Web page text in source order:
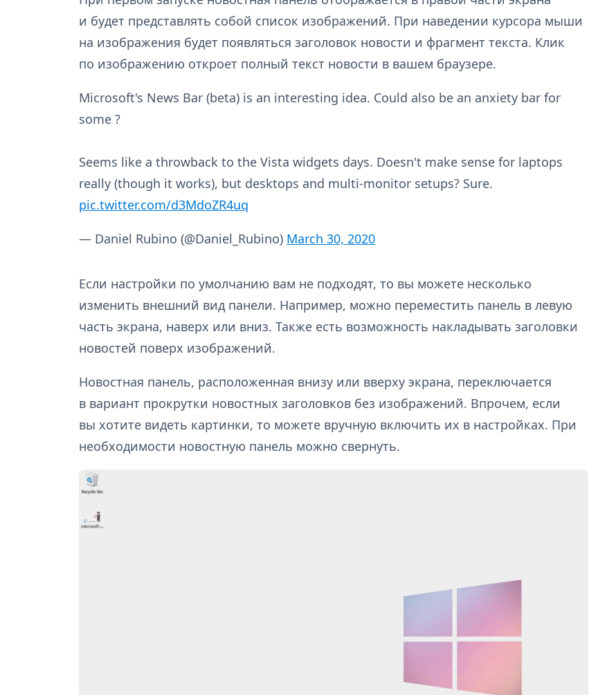
и будет представлять собой список изображений. При наведении курсора мыши
на изображения будет появляться заголовок новости и фрагмент текста. Клик
по изображению откроет полный текст новости в вашем браузере.
Microsoft's News Bar (beta) is an interesting idea. Could also be an anxiety bar for
some ?
Seems like a throwback to the Vista widgets days. Doesn't make sense for laptops
really (though it works), but desktops and multi-monitor setups? Sure.
pic.twitter.com/d3MdoZR4uq
— Daniel Rubino (@Daniel_Rubino) March 30, 2020
Если настройки по умолчанию вам не подходят, то вы можете несколько
изменить внешний вид панели. Например, можно переместить панель в левую
часть экрана, наверх или вниз. Также есть возможность накладывать заголовки
новостей поверх изображений.
Новостная панель, расположенная внизу или вверху экрана, переключается
в вариант прокрутки новостных заголовков без изображений. Впрочем, если
вы хотите видеть картинки, то можете вручную включить их в настройках. При
необходимости новостную панель можно свернуть.